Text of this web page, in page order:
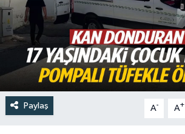
Paylaş A- A+